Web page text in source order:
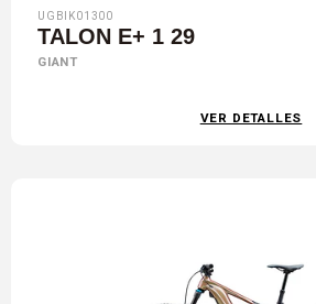
UGBIK01300
TALON E+ 1 29
GIANT
VER DETALLES